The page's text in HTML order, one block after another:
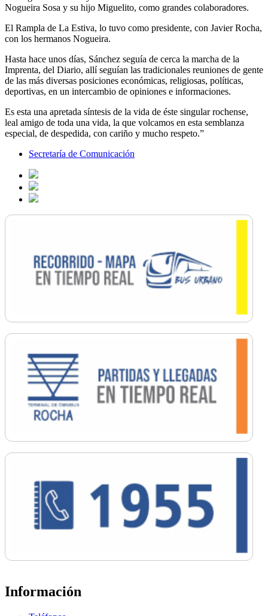
Nogueira Sosa y su hijo Miguelito, como grandes colaboradores.
El Rampla de La Estiva, lo tuvo como presidente, con Javier Rocha,
con los hermanos Nogueira.
Hasta hace unos días, Sánchez seguía de cerca la marcha de la
Imprenta, del Diario, allí seguían las tradicionales reuniones de gente
de las más diversas posiciones económicas, religiosas, políticas,
deportivas, en un intercambio de opiniones e informaciones.
Es esta una apretada síntesis de la vida de éste singular rochense,
leal amigo de toda una vida, la que volcamos en esta semblanza
especial, de despedida, con cariño y mucho respeto.”
Secretaría de Comunicación
Información